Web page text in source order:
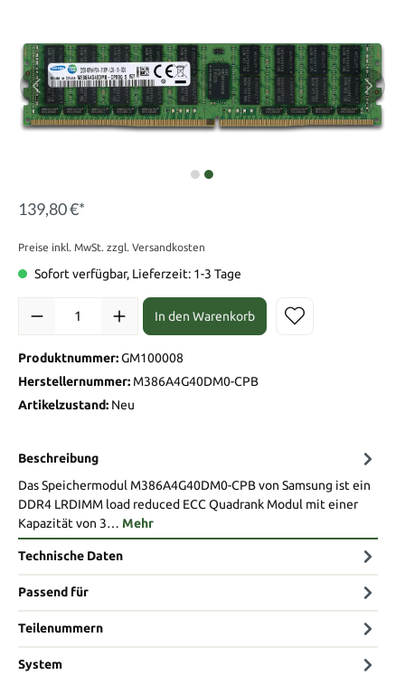
139,80 €*
Preise inkl. MwSt. zzgl. Versandkosten
Sofort verfügbar, Lieferzeit: 1-3 Tage
In den Warenkorb
Produktnummer:GM100008
Herstellernummer: M386A4G40DM0-CPB
Artikelzustand: Neu
Beschreibung
Das Speichermodul M386A4G40DM0-CPB von Samsung ist ein
DDR4 LRDIMM load reduced ECC Quadrank Modul mit einer
Kapazität von 3… Mehr
Technische Daten
Passend für
Teilenummern
System